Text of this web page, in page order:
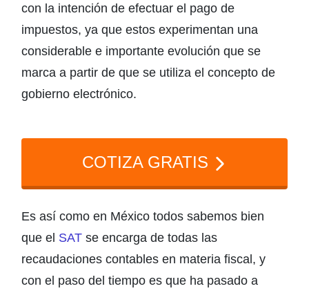
con la intención de efectuar el pago de
impuestos, ya que estos experimentan una
considerable e importante evolución que se
marca a partir de que se utiliza el concepto de
gobierno electrónico.
COTIZA GRATIS
Es así como en México todos sabemos bien
que el SAT se encarga de todas las
recaudaciones contables en materia fiscal, y
con el paso del tiempo es que ha pasado a